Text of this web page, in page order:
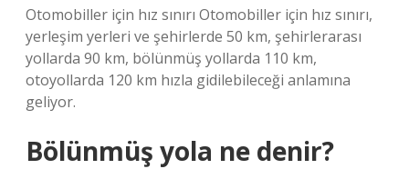
Otomobiller için hız sınırı Otomobiller için hız sınırı,
yerleşim yerleri ve şehirlerde 50 km, şehirlerarası
yollarda 90 km, bölünmüş yollarda 110 km,
otoyollarda 120 km hızla gidilebileceği anlamına
geliyor.
Bölünmüş yola ne denir?